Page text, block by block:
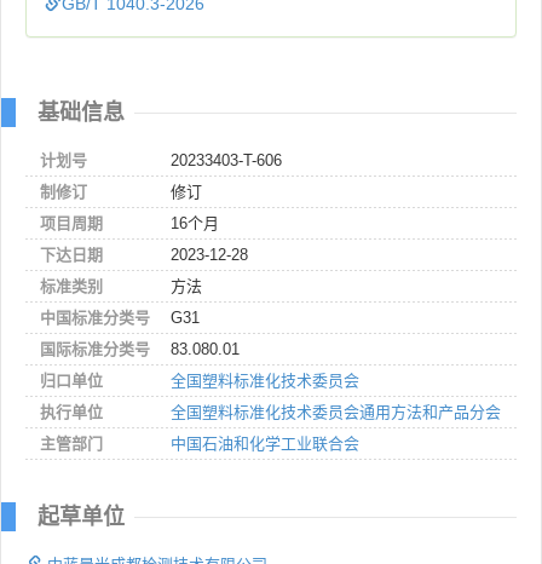
基础信息
计划号
20233403-T-606
制修订
修订
项目周期
16个月
下达日期
2023-12-28
标准类别
方法
中国标准分类号
G31
国际标准分类号
83.080.01
归口单位
全国塑料标准化技术委员会
执行单位
全国塑料标准化技术委员会通用方法和产品分会
主管部门
中国石油和化学工业联合会
起草单位